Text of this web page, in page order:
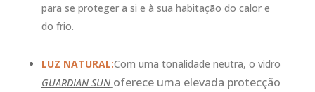
para se proteger a si e à sua habitação do calor e
do frio.
LUZ NATURAL:Com uma tonalidade neutra, o vidro
GUARDIAN SUN oferece uma elevada protecção